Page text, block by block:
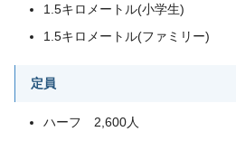
1.5キロメートル(小学生)
1.5キロメートル(ファミリー)
定員
ハーフ 2,600人